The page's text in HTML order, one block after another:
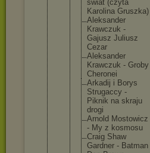
świat (czyta
Karolina Gruszka)
Aleksander
Krawczuk -
Gajusz Juliusz
Cezar
Aleksander
Krawczuk - Groby
Cheronei
Arkadij i Borys
Strugaccy -
Piknik na skraju
drogi
Arnold Mostowicz
- My z kosmosu
Craig Shaw
Gardner - Batman